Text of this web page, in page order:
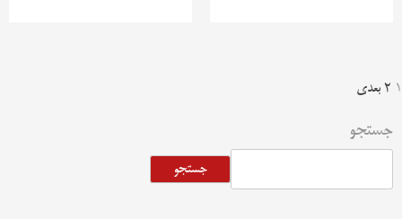
صفحه‌بندی
نوشته‌ها
1
2 بعدی
جستجو
جستجو